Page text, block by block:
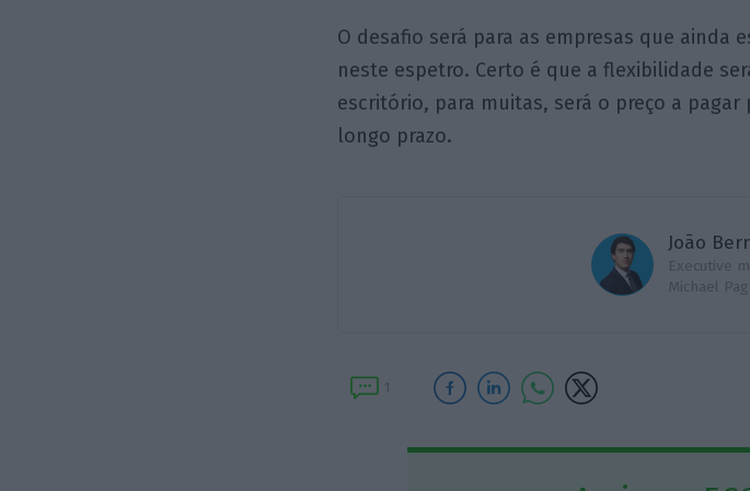
O desafio será para as empresas que ainda
neste espetro. Certo é que a flexibilidade
escritório, para muitas, será o preço a
longo prazo.
João
Executive
Michael
1